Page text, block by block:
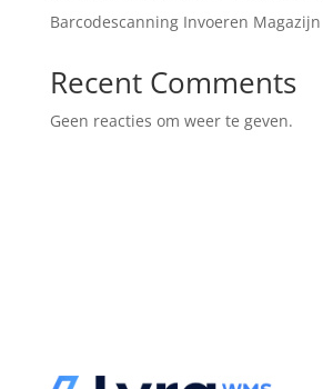
Barcodescanning Invoeren Magazijn
Recent Comments
Geen reacties om weer te geven.